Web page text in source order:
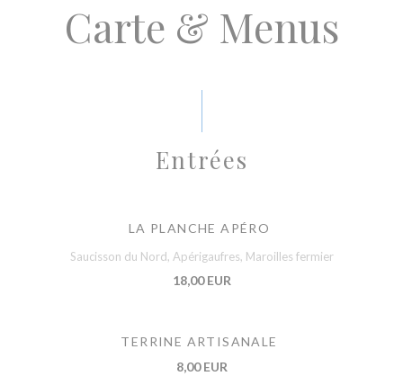
Carte & Menus
Entrées
LA PLANCHE APÉRO
Saucisson du Nord, Apérigaufres, Maroilles fermier
18,00 EUR
TERRINE ARTISANALE
8,00 EUR